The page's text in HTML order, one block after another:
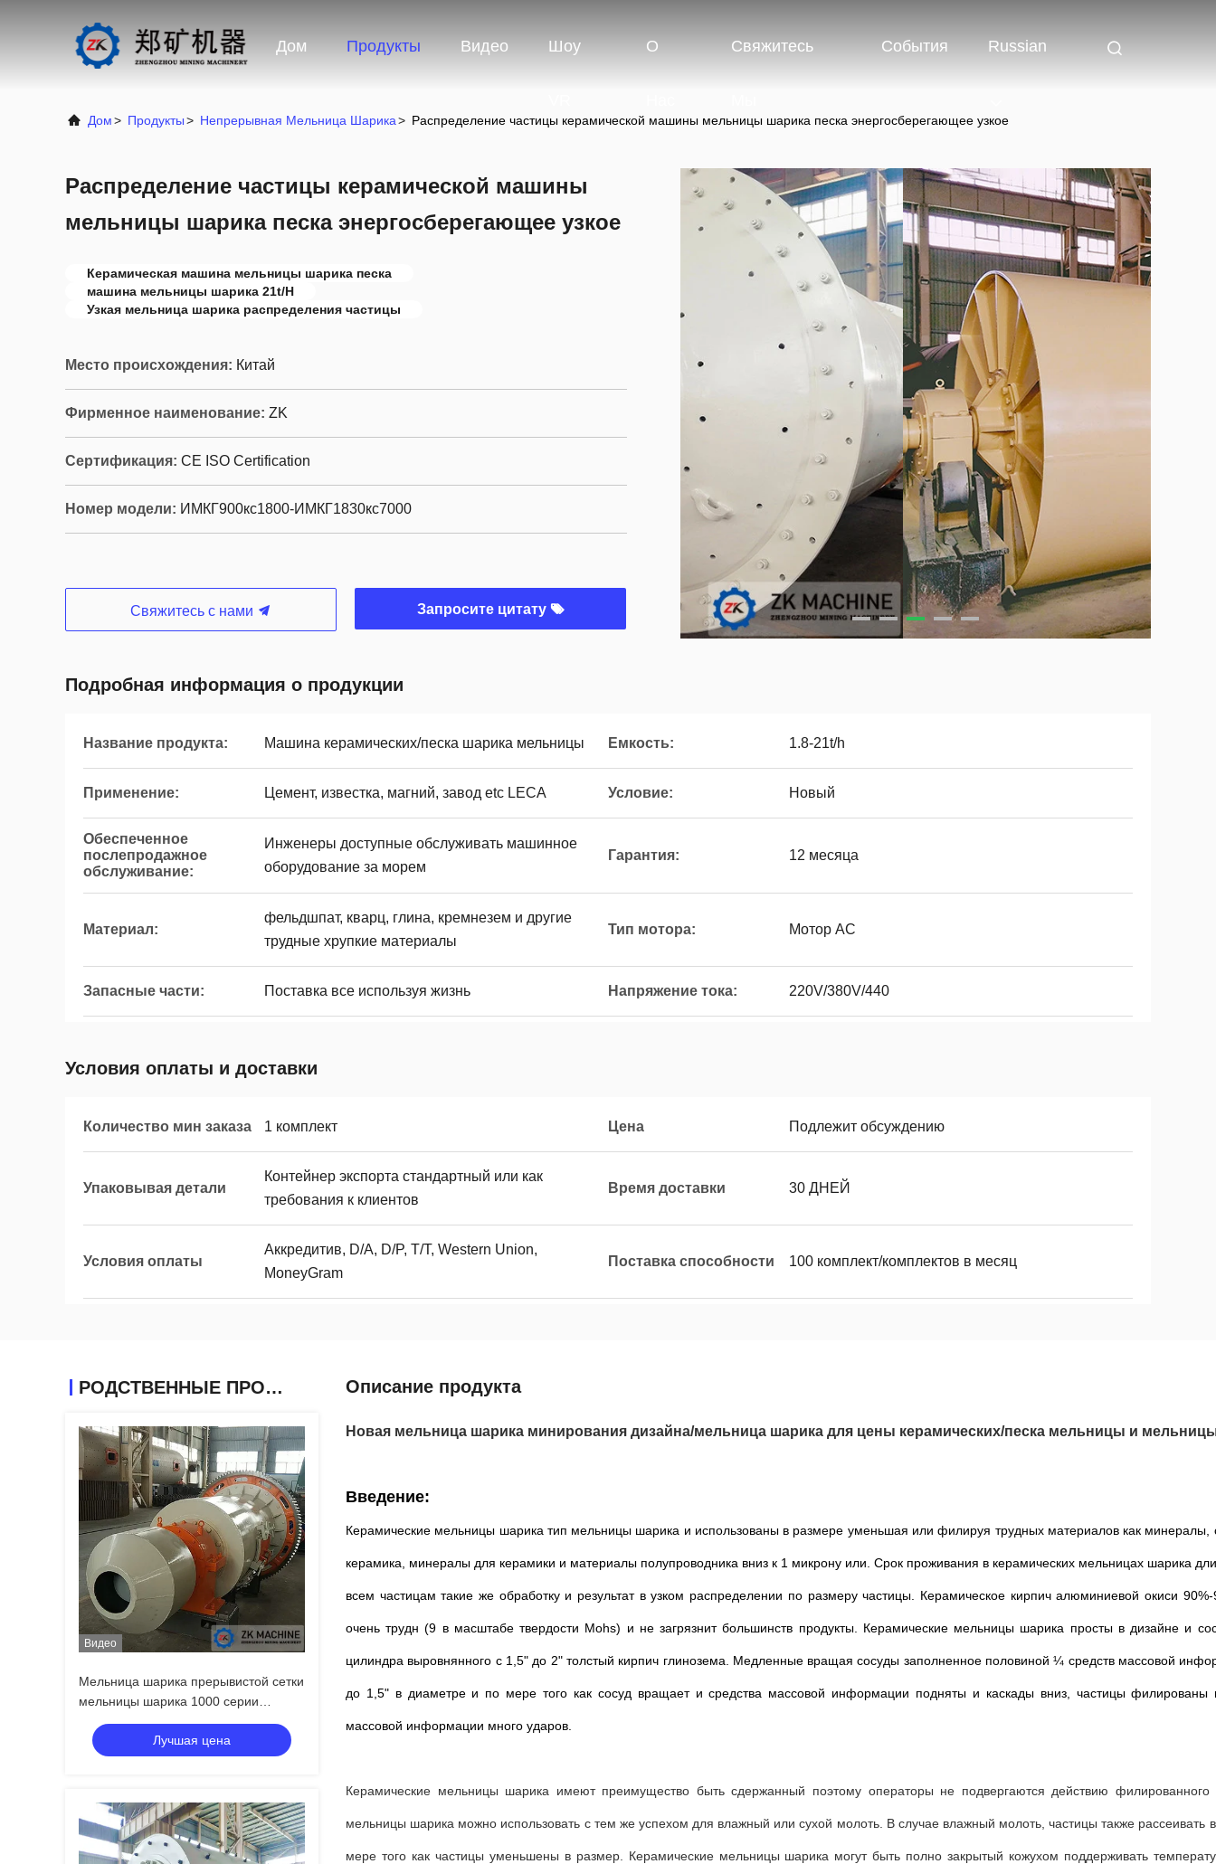
Дом Продукты Видео Шоу О Свяжитесь События Russian
Дом> Продукты> Непрерывная Мельница Шарика> Распределение частицы керамической машины мельницы шарика песка энергосберегающее узкое
Распределение частицы керамической машины
мельницы шарика песка энергосберегающее узкое
Керамическая машина мельницы шарика песка
машина мельницы шарика 21t/H
Узкая мельница шарика распределения частицы
Место происхождения: Китай
Фирменное наименование: ZK
Сертификация: CE ISO Certification
Номер модели: ИМКГ900кс1800-ИМКГ1830кс7000
Свяжитесь с нами Запросите цитату
Подробная информация о продукции
Название продукта: Машина керамических/песка шарика мельницы Емкость: 1.8-21t/h
Применение: Цемент, известка, магний, завод etc LECA Условие: Новый
Обеспеченное
послепродажное
обслуживание:
Инженеры доступные обслуживать машинное
оборудование за морем
Гарантия: 12 месяца
Материал:
фельдшпат, кварц, глина, кремнезем и другие
трудные хрупкие материалы
Тип мотора: Мотор AC
Запасные части: Поставка все используя жизнь Напряжение тока: 220V/380V/440
Условия оплаты и доставки
Количество мин заказа 1 комплект Цена Подлежит обсуждению
Упаковывая детали
Контейнер экспорта стандартный или как
требования к клиентов
Время доставки 30 ДНЕЙ
Условия оплаты
Аккредитив, D/A, D/P, T/T, Western Union,
MoneyGram
Поставка способности 100 комплект/комплектов в месяц
РОДСТВЕННЫЕ ПРОДУКТЫ
Видео
Мельница шарика прерывистой сетки
мельницы шарика 1000 серии
непрерывной керамическая
Лучшая цена
Описание продукта
Новая мельница шарика минирования дизайна/мельница шарика для цены керамических/песка мельницы и
Введение:
Керамические мельницы шарика тип мельницы шарика и использованы в размере уменьшая или филируя трудных материалов как минералы,
керамика, минералы для керамики и материалы полупроводника вниз к 1 микрону или. Срок проживания в керамических мельницах шарика
всем частицам такие же обработку и результат в узком распределении по размеру частицы. Керамическое кирпич алюминиевой окиси
очень трудн (9 в масштабе твердости Mohs) и не загрязнит большинств продукты. Керамические мельницы шарика просты в дизайне и
цилиндра выровнянного с 1,5" до 2" толстый кирпич глинозема. Медленные вращая сосуды заполненное половиной ¼ средств массовой
до 1,5" в диаметре и по мере того как сосуд вращает и средства массовой информации подняты и каскады вниз, частицы филированы
массовой информации много ударов.
Керамические мельницы шарика имеют преимущество быть сдержанный поэтому операторы не подвергаются действию филированного
мельницы шарика можно использовать с тем же успехом для влажный или сухой молоть. В случае влажный молоть, частицы также рассеивать
мере того как частицы уменьшены в размер. Керамические мельницы шарика могут быть полно закрытый кожухом поддерживать